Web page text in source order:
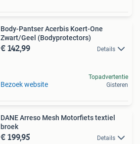
Body-Pantser Acerbis Koert-One
Zwart/Geel (Bodyprotectors)
€ 142,99 Details
Bezoek website
Topadvertentie
Gisteren
DANE Arreso Mesh Motorfiets textiel
broek
€ 199,95 Details